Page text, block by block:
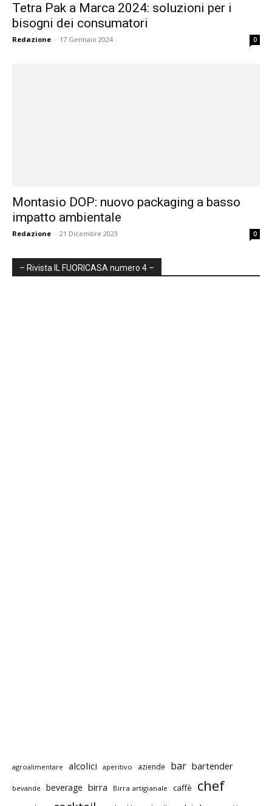
Tetra Pak a Marca 2024: soluzioni per i
bisogni dei consumatori
Redazione - 17 Gennaio 2024 0
Montasio DOP: nuovo packaging a basso
impatto ambientale
Redazione - 21 Dicembre 2023 0
– Rivista IL FUORICASA numero 4 –
agroalimentare alcolici aperitivo aziende bar bartender
bevande beverage birra Birra artigianale caffè chef